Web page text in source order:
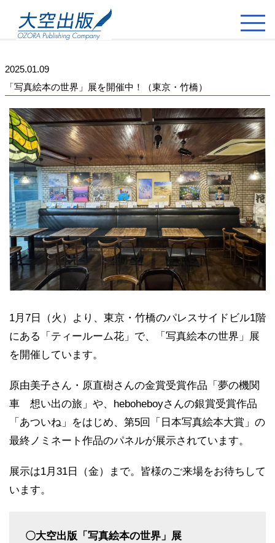
2025.01.09
「写真絵本の世界」展を開催中！（東京・竹橋）
1月7日（火）より、東京・竹橋のパレスサイドビル1階
にある「ティールーム花」で、「写真絵本の世界」展
を開催しています。
原由美子さん・原直樹さんの金賞受賞作品「夢の機関
車 想い出の旅」や、heboheboyさんの銀賞受賞作品
「あついね」をはじめ、第5回「日本写真絵本大賞」の
最終ノミネート作品のパネルが展示されています。
展示は1月31日（金）まで。皆様のご来場をお待ちして
います。
〇大空出版「写真絵本の世界」展